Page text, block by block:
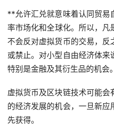
**允许汇兑就意味着认同贸易
率市场化和全球化。所以，凡
不会反对虚拟货币的交易，
或禁止。对小型自由经济体来
特别是金融及其衍生品的机会。
虚拟货币及区块链技术可能
的经济发展的机会，一旦新
先获得。